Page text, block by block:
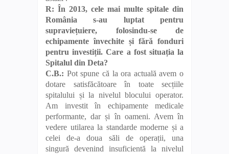
R: În 2013, cele mai multe spitale din
România s-au luptat pentru
supraviețuiere, folosindu-se de
echipamente învechite și fără fonduri
pentru investiții. Care a fost situația la
Spitalul din Deta?
C.B.: Pot spune că la ora actuală avem o
dotare satisfăcătoare în toate secțiile
spitalului și la nivelul blocului operator.
Am investit în echipamente medicale
performante, dar și în oameni. Avem în
vedere utilarea la standarde moderne și a
celei de-a doua săli de operații, una
singură devenind insuficientă la nivelul